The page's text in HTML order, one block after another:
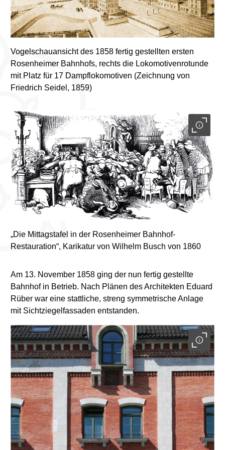
Vogelschauansicht des 1858 fertig gestellten ersten
Rosenheimer Bahnhofs, rechts die Lokomotivenrotunde
mit Platz für 17 Dampflokomotiven (Zeichnung von
Friedrich Seidel, 1859)
„Die Mittagstafel in der Rosenheimer Bahnhof-
Restauration“, Karikatur von Wilhelm Busch von 1860
Am 13. November 1858 ging der nun fertig gestellte
Bahnhof in Betrieb. Nach Plänen des Architekten Eduard
Rüber war eine stattliche, streng symmetrische Anlage
mit Sichtziegelfassaden entstanden.